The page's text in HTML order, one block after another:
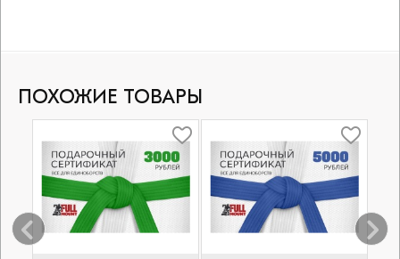
ПОХОЖИЕ ТОВАРЫ